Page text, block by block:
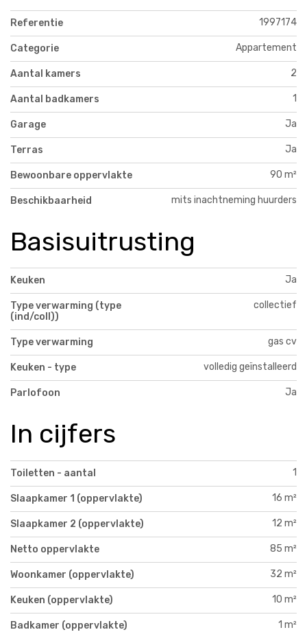
Referentie 1997174
Categorie Appartement
Aantal kamers 2
Aantal badkamers 1
Garage Ja
Terras Ja
Bewoonbare oppervlakte 90 m²
Beschikbaarheid mits inachtneming huurders
Basisuitrusting
Keuken Ja
Type verwarming (type
(ind/coll))
collectief
Type verwarming gas cv
Keuken - type volledig geïnstalleerd
Parlofoon Ja
In cijfers
Toiletten - aantal 1
Slaapkamer 1 (oppervlakte) 16 m²
Slaapkamer 2 (oppervlakte) 12 m²
Netto oppervlakte 85 m²
Woonkamer (oppervlakte) 32 m²
Keuken (oppervlakte) 10 m²
Badkamer (oppervlakte) 1 m²